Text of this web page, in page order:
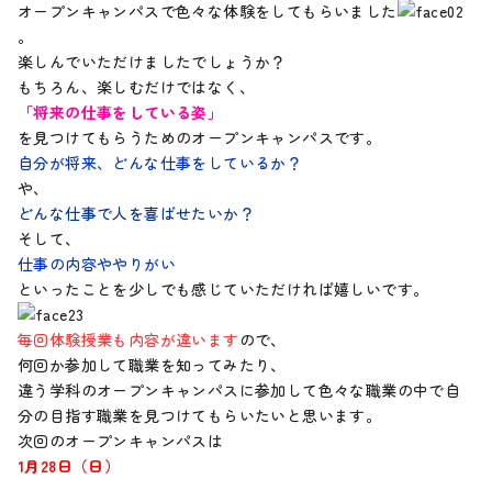
オープンキャンパスで色々な体験をしてもらいました
。
楽しんでいただけましたでしょうか？
もちろん、楽しむだけではなく、
「将来の仕事をしている姿」
を見つけてもらうためのオープンキャンパスです。
自分が将来、どんな仕事をしているか？
や、
どんな仕事で人を喜ばせたいか？
そして、
仕事の内容ややりがい
といったことを少しでも感じていただければ嬉しいです。
毎回体験授業も内容が違いますので、
何回か参加して職業を知ってみたり、
違う学科のオープンキャンパスに参加して色々な職業の中で自
分の目指す職業を見つけてもらいたいと思います。
次回のオープンキャンパスは
1月28日（日）